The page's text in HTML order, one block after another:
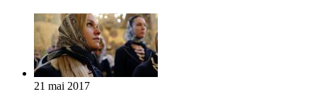
21 mai 2017